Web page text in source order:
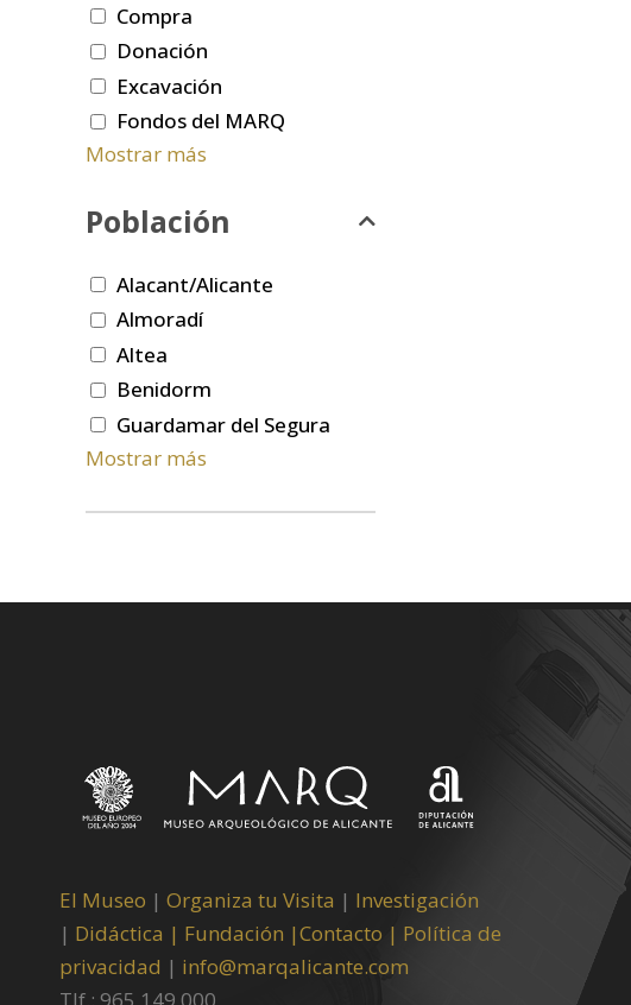
Compra
Donación
Excavación
Fondos del MARQ
Mostrar más
Población
Alacant/Alicante
Almoradí
Altea
Benidorm
Guardamar del Segura
Mostrar más
El Museo | Organiza tu Visita | Investigación
| Didáctica | Fundación |Contacto | Política de
privacidad | info@marqalicante.com
Tlf.: 965 149 000